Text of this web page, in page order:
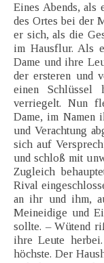
Eines Abends, als
des Ortes bei der
er sich, als die
im Hausflur. Als
Dame und ihre
der ersteren und
einen
verriegelt. Nun
Dame, im Namen
und Verachtung
sich auf
und schloß mit
Zugleich
Rival
an ihr und ihm,
Meineidige und
sollte. – Wütend
ihre Leute
höchste. Der